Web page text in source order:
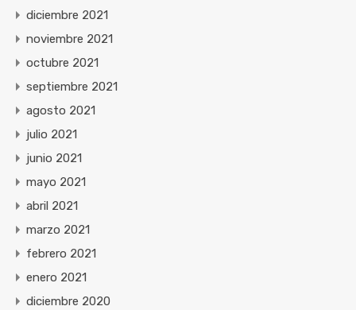
diciembre 2021
noviembre 2021
octubre 2021
septiembre 2021
agosto 2021
julio 2021
junio 2021
mayo 2021
abril 2021
marzo 2021
febrero 2021
enero 2021
diciembre 2020